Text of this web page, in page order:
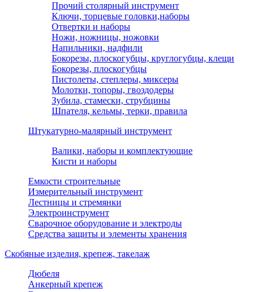
Прочий столярный инструмент
Ключи, торцевые головки,наборы
Отвертки и наборы
Ножи, ножницы, ножовки
Напильники, надфили
Бокорезы, плоскогубцы, круглогубцы, клещи
Бокорезы, плоскогубцы
Пистолеты, степлеры, миксеры
Молотки, топоры, гвоздодеры
Зубила, стамески, струбцины
Шпателя, кельмы, терки, правила
Штукатурно-малярный инструмент
Валики, наборы и комплектующие
Кисти и наборы
Емкости строительные
Измерительный инструмент
Лестницы и стремянки
Электроинструмент
Сварочное оборудование и электроды
Средства защиты и элементы хранения
Скобяные изделия, крепеж, такелаж
Дюбеля
Анкерный крепеж